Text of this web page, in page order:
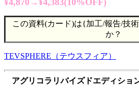
この資料(カード)は{加工/報告/技
か？
TEVSPHERE（テウスフィア）
アグリコラリバイズドエディショ